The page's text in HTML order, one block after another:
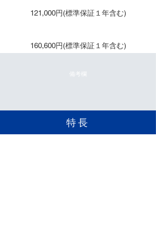
121,000円(標準保証１年含む)
160,600円(標準保証１年含む)
備考欄
​特長